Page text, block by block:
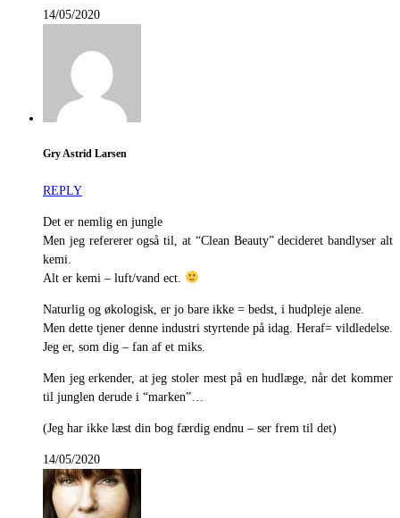
14/05/2020
Gry Astrid Larsen
REPLY
Det er nemlig en jungle
Men jeg refererer også til, at “Clean Beauty” decideret bandlyser alt
kemi.
Alt er kemi – luft/vand ect.
Naturlig og økologisk, er jo bare ikke = bedst, i hudpleje alene.
Men dette tjener denne industri styrtende på idag. Heraf= vildledelse.
Jeg er, som dig – fan af et miks.
Men jeg erkender, at jeg stoler mest på en hudlæge, når det kommer
til junglen derude i “marken”…
(Jeg har ikke læst din bog færdig endnu – ser frem til det)
14/05/2020